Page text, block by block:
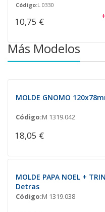
Código:L 0330
10,75 €
Más Modelos
MOLDE GNOMO
Código:M 1319.042
18,05 €
MOLDE PAPA NOEL +
Detras
Código:M 1319.038